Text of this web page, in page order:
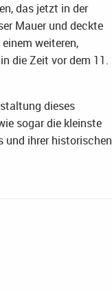
das jetzt in der
Mauer und deckte
weiteren,
die Zeit vor dem 11.
dieses
sogar die kleinste
und ihrer historischen